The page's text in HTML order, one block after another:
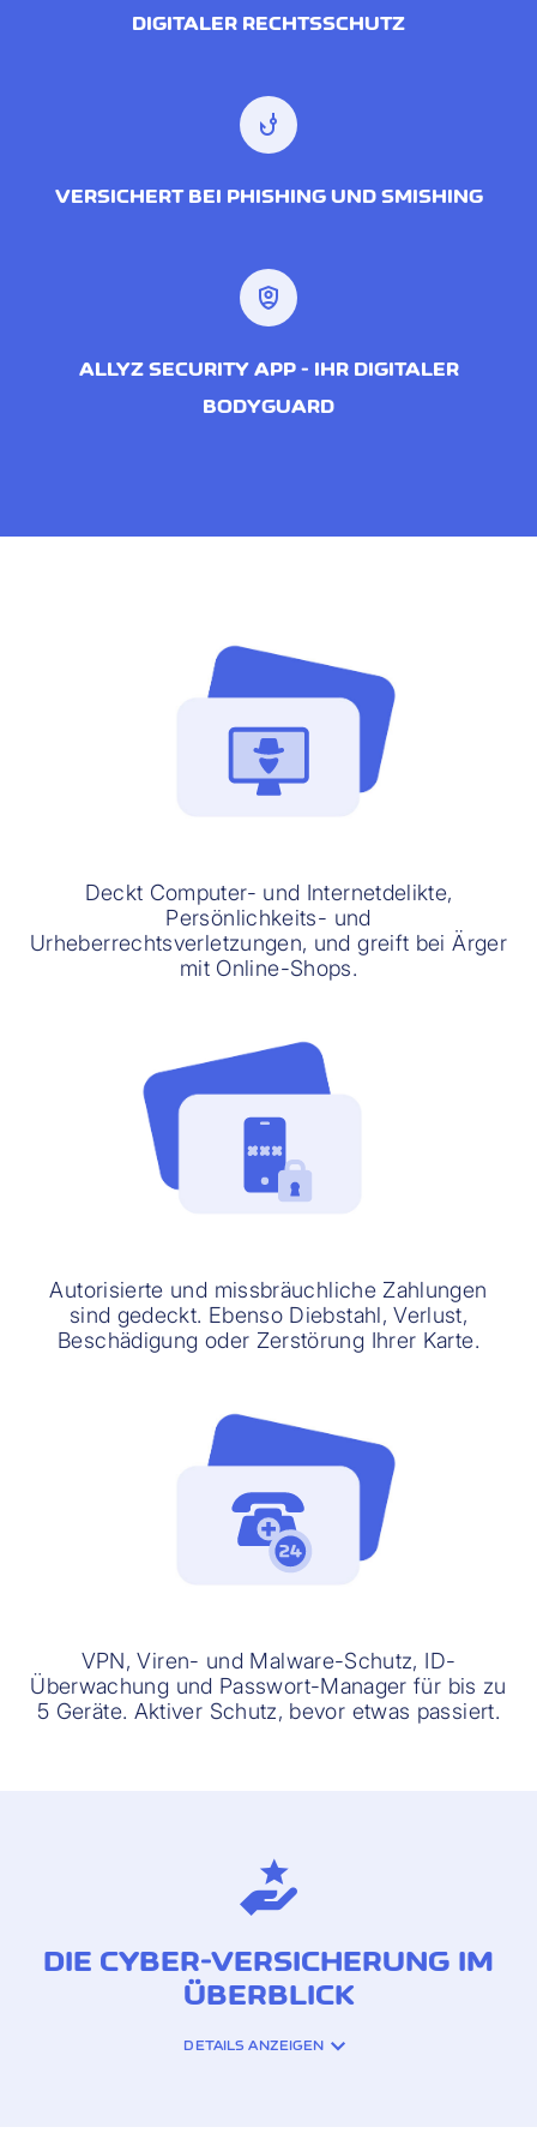
DIGITALER RECHTSSCHUTZ
phishing
VERSICHERT BEI PHISHING UND SMISHING
shield_person
ALLYZ SECURITY APP - IHR DIGITALER
BODYGUARD
Deckt Computer- und Internetdelikte,
Persönlichkeits- und
Urheberrechtsverletzungen, und greift bei Ärger
mit Online-Shops.
Autorisierte und missbräuchliche Zahlungen
sind gedeckt. Ebenso Diebstahl, Verlust,
Beschädigung oder Zerstörung Ihrer Karte.
VPN, Viren- und Malware-Schutz, ID-
Überwachung und Passwort-Manager für bis zu
5 Geräte. Aktiver Schutz, bevor etwas passiert.
DIE CYBER-VERSICHERUNG IM
ÜBERBLICK
DETAILS ANZEIGEN